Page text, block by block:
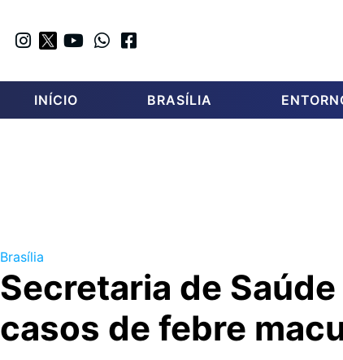
INÍCIO BRASÍLIA
Brasília
Secretaria de
casos de febre